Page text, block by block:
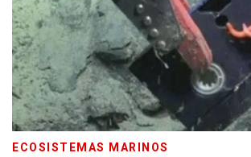
ECOSISTEMAS MARINOS